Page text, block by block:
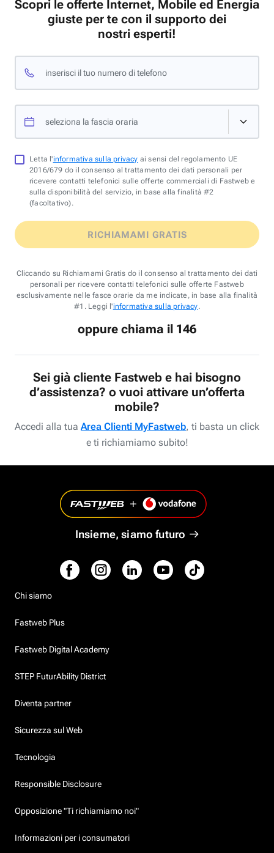
Scopri le offerte Internet, Mobile ed Energia
giuste per te con il supporto dei
nostri esperti!
inserisci il tuo numero di telefono
seleziona la fascia oraria
Letta l'informativa sulla privacy ai sensi del regolamento UE
2016/679 do il consenso al trattamento dei dati personali per
ricevere contatti telefonici sulle offerte commerciali di Fastweb e
sulla disponibilità del servizio, in base alla finalità #2
(facoltativo).
RICHIAMAMI GRATIS
Cliccando su Richiamami Gratis do il consenso al trattamento dei dati
personali per ricevere contatti telefonici sulle offerte Fastweb
esclusivamente nelle fasce orarie da me indicate, in base alla finalità
#1. Leggi l'informativa sulla privacy.
oppure chiama il 146
Sei già cliente Fastweb e hai bisogno
d’assistenza? o vuoi attivare un’offerta
mobile?
Accedi alla tua Area Clienti MyFastweb, ti basta un click
e ti richiamiamo subito!
Insieme, siamo futuro
Chi siamo
Fastweb Plus
Fastweb Digital Academy
STEP FuturAbility District
Diventa partner
Sicurezza sul Web
Tecnologia
Responsible Disclosure
Opposizione "Ti richiamiamo noi"
Informazioni per i consumatori